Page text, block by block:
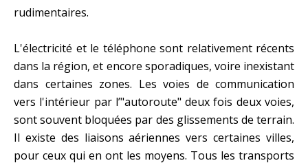
rudimentaires.
L'électricité et le téléphone sont relativement récents
dans la région, et encore sporadiques, voire inexistant
dans certaines zones. Les voies de communication
vers l'intérieur par l’"autoroute" deux fois deux voies,
sont souvent bloquées par des glissements de terrain.
Il existe des liaisons aériennes vers certaines villes,
pour ceux qui en ont les moyens. Tous les transports